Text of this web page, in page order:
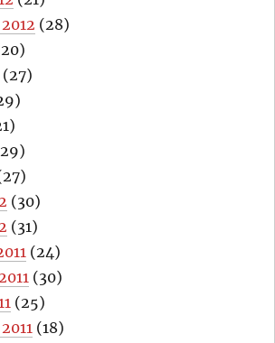
(28)
(27)
(30)
(31)
(24)
(30)
(25)
(18)